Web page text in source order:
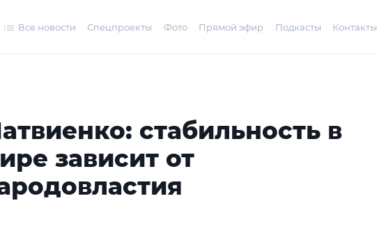
Все новости Спецпроекты Фото Прямой эфир Подкасты Контакты
стабильность в
зависит от